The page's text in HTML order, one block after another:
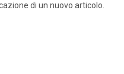
di un nuovo articolo.